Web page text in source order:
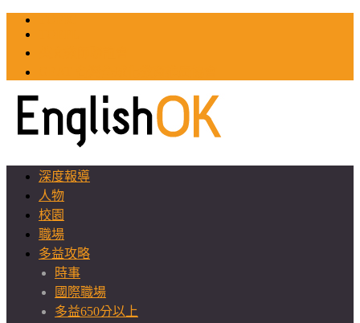
深度報導
人物
校園
職場
多益攻略
時事
國際職場
多益650分以上